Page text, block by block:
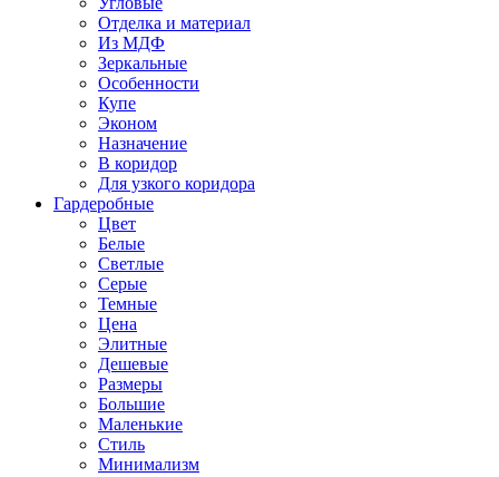
Отделка и материал
Из МДФ
Зеркальные
Особенности
Купе
Эконом
Назначение
В коридор
Для узкого коридора
Гардеробные
Цвет
Белые
Светлые
Серые
Темные
Цена
Элитные
Дешевые
Размеры
Большие
Маленькие
Стиль
Минимализм